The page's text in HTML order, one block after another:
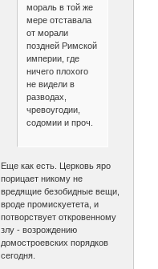
мораль в той же
мере отставала
от морали
поздней Римской
империи, где
ничего плохого
не видели в
разводах,
чревоугодии,
содомии и проч.
Еще как есть. Церковь яро
порицает никому не
вредящие безобидные вещи,
вроде промискуетета, и
потворствует откровенному
злу - возрождению
домостроевских порядков
сегодня.